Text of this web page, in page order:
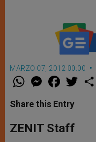
MARZO 07, 2012 00:00
W
t
s
p
p
M
e
s
e
g
e
F
a
e
b
o
k
w
Share this Entry
ZENIT Staff